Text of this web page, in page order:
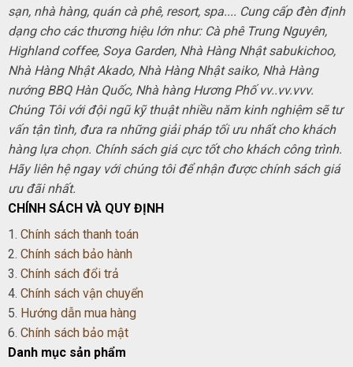
sạn, nhà hàng, quán cà phê, resort, spa.... Cung cấp đèn định
dạng cho các thương hiệu lớn như: Cà phê Trung Nguyên,
Highland coffee, Soya Garden, Nhà Hàng Nhật sabukichoo,
Nhà Hàng Nhật Akado, Nhà Hàng Nhật saiko, Nhà Hàng
nướng BBQ Hàn Quốc, Nhà hàng Hương Phố vv..vv.vvv.
Chúng Tôi với đội ngũ kỹ thuật nhiều năm kinh nghiệm sẽ tư
vấn tận tình, đưa ra những giải pháp tối ưu nhất cho khách
hàng lựa chọn. Chính sách giá cực tốt cho khách công trình.
Hãy liên hệ ngay với chúng tôi để nhận được chính sách giá
ưu đãi nhất.
CHÍNH SÁCH VÀ QUY ĐỊNH
1. Chính sách thanh toán
2. Chính sách bảo hành
3. Chính sách đổi trả
4. Chính sách vận chuyển
5. Hướng dẫn mua hàng
6. Chính sách bảo mật
Danh mục sản phẩm